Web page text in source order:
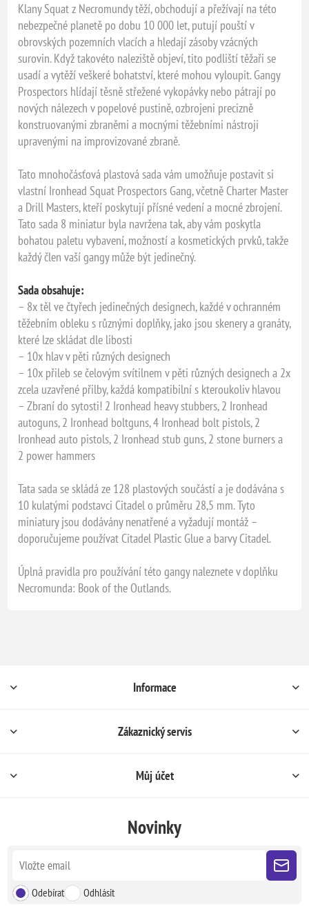
Klany Squat z Necromundy těží, obchodují a přežívají na této
nebezpečné planetě po dobu 10 000 let, putují pouští v
obrovských pozemních vlacích a hledají zásoby vzácných
surovin. Když takovéto naleziště objeví, tito podliští těžaři se
usadí a vytěží veškeré bohatství, které mohou vyloupit. Gangy
Prospectors hlídají těsně střežené vykopávky nebo pátrají po
nových nálezech v popelové pustině, ozbrojeni precizně
konstruovanými zbraněmi a mocnými těžebními nástroji
upravenými na improvizované zbraně.
Tato mnohočásťová plastová sada vám umožňuje postavit si
vlastní Ironhead Squat Prospectors Gang, včetně Charter Master
a Drill Masters, kteří poskytují přísné vedení a mocné zbrojení.
Tato sada 8 miniatur byla navržena tak, aby vám poskytla
bohatou paletu vybavení, možností a kosmetických prvků, takže
každý člen vaší gangy může být jedinečný.
Sada obsahuje:
– 8x těl ve čtyřech jedinečných designech, každé v ochranném
těžebním obleku s různými doplňky, jako jsou skenery a granáty,
které lze skládat dle libosti
– 10x hlav v pěti různých designech
– 10x přileb se čelovým svítilnem v pěti různých designech a 2x
zcela uzavřené přilby, každá kompatibilní s kteroukoliv hlavou
– Zbraní do sytosti! 2 Ironhead heavy stubbers, 2 Ironhead
autoguns, 2 Ironhead boltguns, 4 Ironhead bolt pistols, 2
Ironhead auto pistols, 2 Ironhead stub guns, 2 stone burners a
2 power hammers
Tata sada se skládá ze 128 plastových součástí a je dodávána s
10 kulatými podstavci Citadel o průměru 28,5 mm. Tyto
miniatury jsou dodávány nenatřené a vyžadují montáž –
doporučujeme používat Citadel Plastic Glue a barvy Citadel.
Úplná pravidla pro používání této gangy naleznete v doplňku
Necromunda: Book of the Outlands.
Informace
Zákaznický servis
Můj účet
Novinky
Odebírat Odhlásit